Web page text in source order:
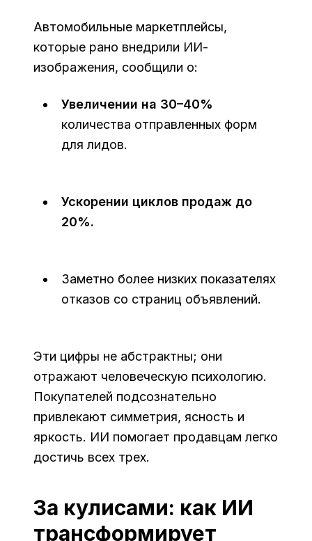
Автомобильные маркетплейсы,
которые рано внедрили ИИ-
изображения, сообщили о:
Увеличении на 30–40%
количества отправленных форм
для лидов.
Ускорении циклов продаж до
20%.
Заметно более низких показателях
отказов со страниц объявлений.
Эти цифры не абстрактны; они
отражают человеческую психологию.
Покупателей подсознательно
привлекают симметрия, ясность и
яркость. ИИ помогает продавцам легко
достичь всех трех.
За кулисами: как ИИ
трансформирует